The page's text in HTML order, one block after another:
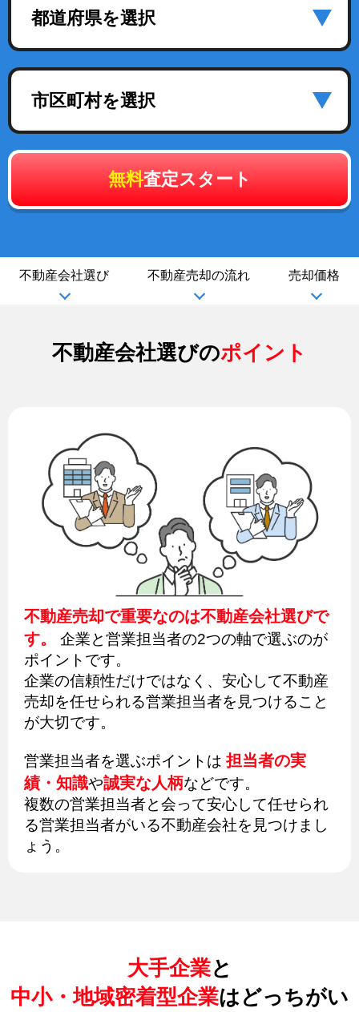
都道府県を選択
市区町村を選択
無料査定スタート
不動産会社選び 不動産売却の流れ 売却価格
不動産会社選びのポイント
不動産売却で重要なのは不動産会社選びで
す。
企業と営業担当者の2つの軸で選ぶのが
ポイントです。
企業の信頼性だけではなく、安心して不動産
売却を任せられる営業担当者を見つけること
が大切です。
営業担当者を選ぶポイントは 担当者の実
績・知識や誠実な人柄などです。
複数の営業担当者と会って安心して任せられ
る営業担当者がいる不動産会社を見つけまし
ょう。
大手企業と
中小・地域密着型企業はどっちがい